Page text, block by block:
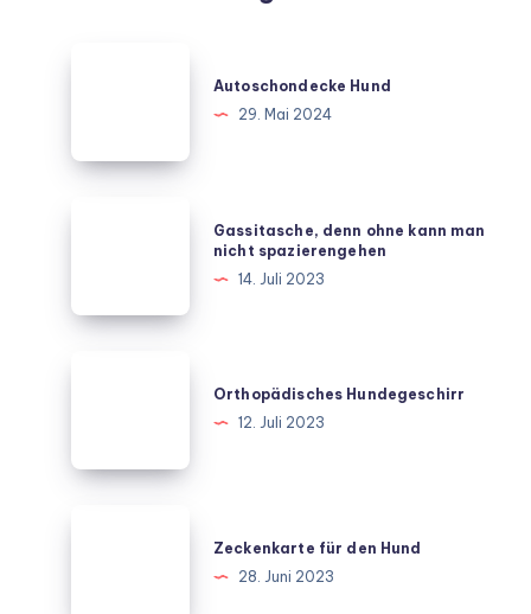
Autoschondecke Hund
29. Mai 2024
man
Gassitasche, denn ohne kann man
nicht spazierengehen
14. Juli 2023
Orthopädisches Hundegeschirr
12. Juli 2023
Zeckenkarte für den Hund
28. Juni 2023